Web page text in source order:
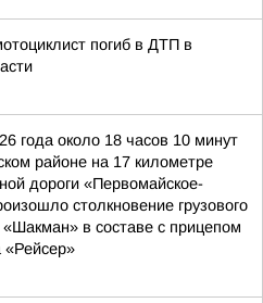
погиб в ДТП в
года около 18 часов 10 минут
районе на 17 километре
дороги «Первомайское-
столкновение грузового
в составе с прицепом
«Рейсер»